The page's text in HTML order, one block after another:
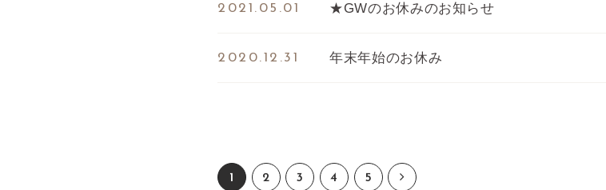
2021.05.01 ★GWのお休みのお知らせ
2020.12.31 年末年始のお休み
1 2 3 4 5